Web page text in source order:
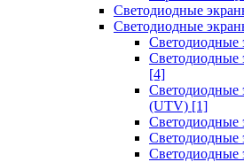
Светодиодные
Светодиодные
Светодиодные
Светодиодные
[4]
Светодиодные
(UTV) [1]
Светодиодные
Светодиодные
Светодиодные